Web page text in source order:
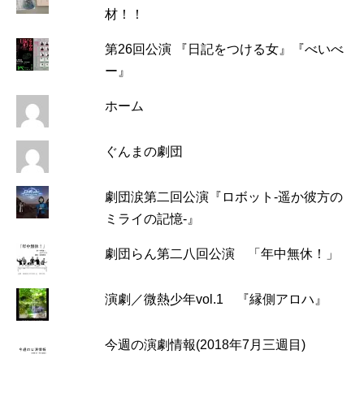
材！！
第26回公演 『日記をつける女』『べいべ
ー』
ホーム
ぐんまの劇団
劇団涙第二回公演『ロボット-遥か彼方の
ミライの記憶-』
劇団らん第二八回公演 「年中無休！」
演劇／微熱少年vol.1 『縁側アロハ』
今週の演劇情報(2018年7月三週目)